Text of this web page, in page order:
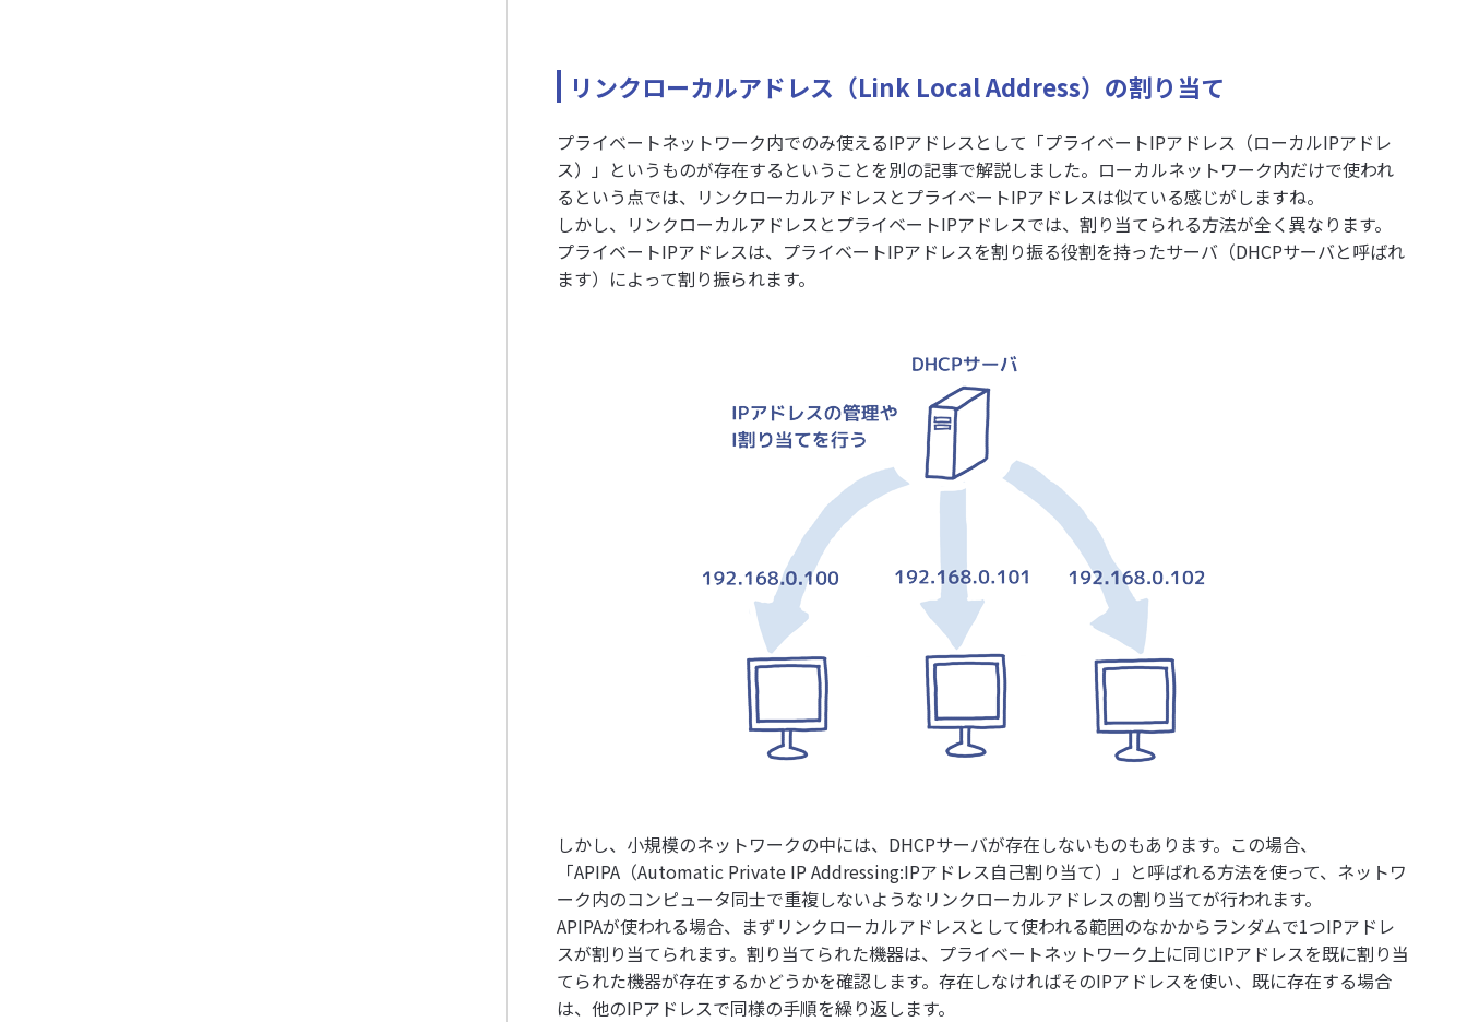
リンクローカルアドレス（Link Local Address）の割り当て
プライベートネットワーク内でのみ使えるIPアドレスとして「プライベートIPアドレス（ローカルIPアドレ
ス）」というものが存在するということを別の記事で解説しました。ローカルネットワーク内だけで使われ
るという点では、リンクローカルアドレスとプライベートIPアドレスは似ている感じがしますね。
しかし、リンクローカルアドレスとプライベートIPアドレスでは、割り当てられる方法が全く異なります。
プライベートIPアドレスは、プライベートIPアドレスを割り振る役割を持ったサーバ（DHCPサーバと呼ばれ
ます）によって割り振られます。
しかし、小規模のネットワークの中には、DHCPサーバが存在しないものもあります。この場合、
「APIPA（Automatic Private IP Addressing:IPアドレス自己割り当て）」と呼ばれる方法を使って、ネットワ
ーク内のコンピュータ同士で重複しないようなリンクローカルアドレスの割り当てが行われます。
APIPAが使われる場合、まずリンクローカルアドレスとして使われる範囲のなかからランダムで1つIPアドレ
スが割り当てられます。割り当てられた機器は、プライベートネットワーク上に同じIPアドレスを既に割り当
てられた機器が存在するかどうかを確認します。存在しなければそのIPアドレスを使い、既に存在する場合
は、他のIPアドレスで同様の手順を繰り返します。